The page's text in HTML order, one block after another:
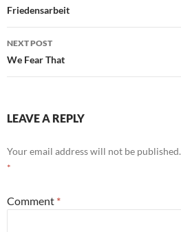
navigation
Friedensarbeit
NEXT POST
We Fear That
LEAVE A REPLY
Your email address will not be published.
*
Comment *